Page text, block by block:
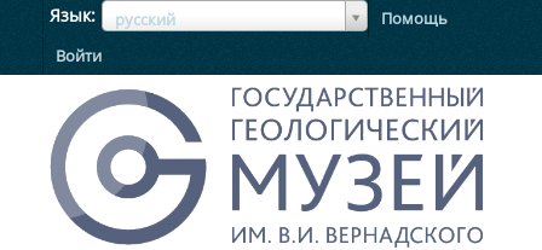
Язык русский
ЯзыкЯзык
Помощь
Войти